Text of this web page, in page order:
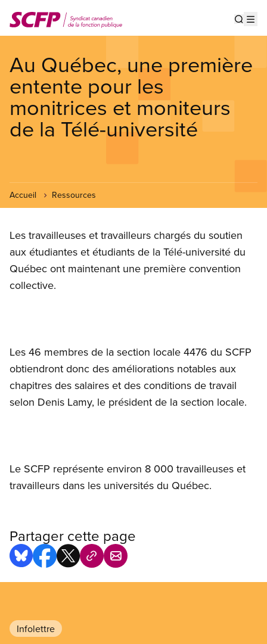
au
contenu
Au Québec, une première
entente pour les
monitrices et moniteurs
de la Télé-université
Accueil Ressources
Les travailleuses et travailleurs chargés du soutien
aux étudiantes et étudiants de la Télé-université du
Québec ont maintenant une première convention
collective.
Les 46 membres de la section locale 4476 du SCFP
obtiendront donc des améliorations notables aux
chapitres des salaires et des conditions de travail
selon Denis Lamy, le président de la section locale.
Le SCFP représente environ 8 000 travailleuses et
travailleurs dans les universités du Québec.
Partager cette page
Infolettre